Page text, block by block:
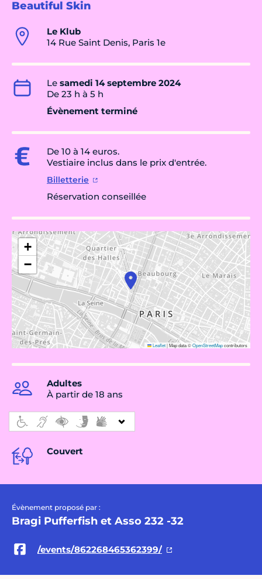
Beautiful Skin
Le Klub
14 Rue Saint Denis, Paris 1e
Le samedi 14 septembre 2024
De 23 h à 5 h
Évènement terminé
De 10 à 14 euros.
Vestiaire inclus dans le prix d'entrée.
Billetterie
Réservation conseillée
+
−
Leaflet|Map data ©OpenStreetMapcontributors
Adultes
À partir de 18 ans
Couvert
Évènement proposé par :
Bragi Pufferfish et Asso 232 -32
/events/862268465362399/